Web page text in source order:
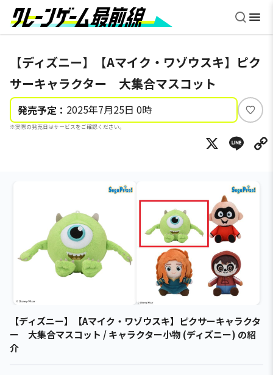
【ディズニー】【Aマイク・ワゾウスキ】ピク
サーキャラクター 大集合マスコット
発売予定： 2025年7月25日 0時
※実際の発売日はサービスをご確認ください。
い
ね
X
【ディズニー】【Aマイク・ワゾウスキ】ピクサーキャラクタ
ー 大集合マスコット / キャラクター小物 (ディズニー) の紹
介